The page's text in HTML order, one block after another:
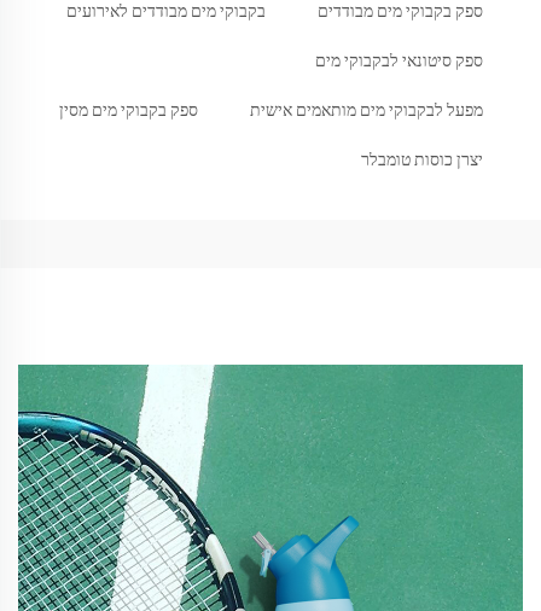
ספק בקבוקי מים מבודדים בקבוקי מים מבודדים לאירועים
ספק סיטונאי לבקבוקי מים
מפעל לבקבוקי מים מותאמים אישית ספק בקבוקי מים מסין
יצרן כוסות טומבלר